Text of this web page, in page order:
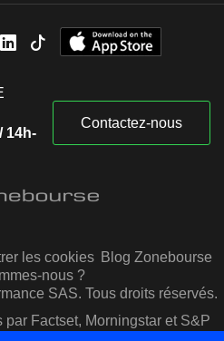
14h-
Contactez-nous
les cookies Blog Zonebourse
nous ?
SAS. Tous droits réservés.
par Factset, Morningstar et S&P